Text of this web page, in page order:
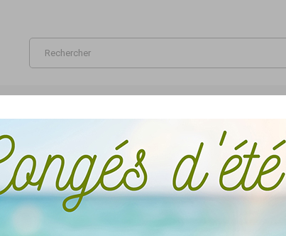
SIGNALÉTIQUE